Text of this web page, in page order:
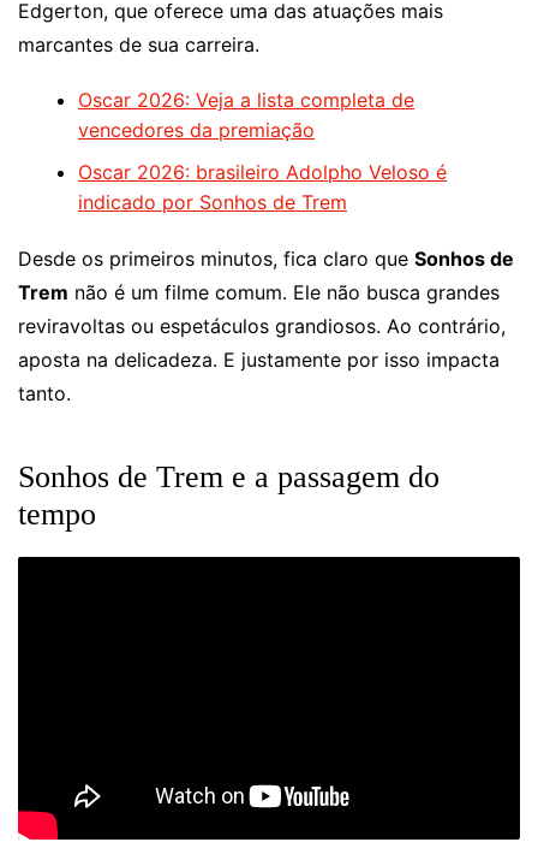
Edgerton, que oferece uma das atuações mais
marcantes de sua carreira.
Oscar 2026: Veja a lista completa de
vencedores da premiação
Oscar 2026: brasileiro Adolpho Veloso é
indicado por Sonhos de Trem
Desde os primeiros minutos, fica claro que Sonhos de
Trem não é um filme comum. Ele não busca grandes
reviravoltas ou espetáculos grandiosos. Ao contrário,
aposta na delicadeza. E justamente por isso impacta
tanto.
Sonhos de Trem e a passagem do
tempo